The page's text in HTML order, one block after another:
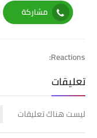
مشاركة
Whatsapp
Reactions:
تعليقات
ليست هناك تعليقات